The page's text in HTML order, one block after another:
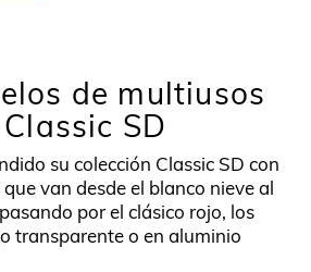
de multiusos
SD
su colección Classic SD con
van desde el blanco nieve al
por el clásico rojo, los
transparente o en aluminio